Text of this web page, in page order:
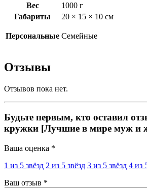
Вес
1000 г
Габариты
20 × 15 × 10 см
Персональные Семейные
Отзывы
Отзывов пока нет.
Будьте первым, кто оставил
кружки [Лучшие в мире муж и
Ваша оценка *
1 из 5 звёзд 2 из 5 звёзд 3 из 5 звёзд 4 из
Ваш отзыв *